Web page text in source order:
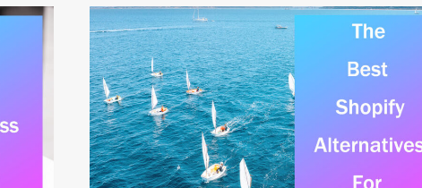
PRODUCTS
TO
BOOST
YOUR
SALES
IN
2026